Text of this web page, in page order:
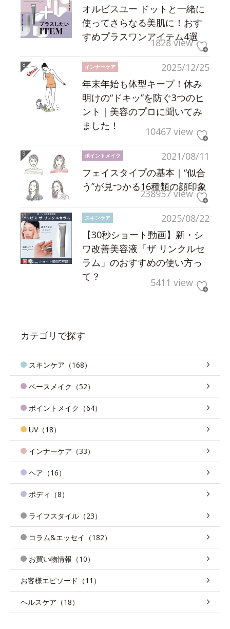
オルビスユー ドットと一緒に
使ってさらなる美肌に！おす
すめプラスワンアイテム4選
1828 view
2025/12/25
インナーケア
年末年始も体型キープ！休み
明けの“ドキッ”を防ぐ3つのヒ
ント｜美容のプロに聞いてみ
ました！
10467 view
2021/08/11
ポイントメイク
フェイスタイプの基本｜“似合
う”が見つかる16種類の顔印象
238957 view
2025/08/22
スキンケア
【30秒ショート動画】新・シ
ワ改善美容液「ザ リンクルセ
ラム」のおすすめの使い方っ
て？
5411 view
カテゴリで探す
スキンケア（168）
ベースメイク（52）
ポイントメイク（64）
UV（18）
インナーケア（33）
ヘア（16）
ボディ（8）
ライフスタイル（23）
コラム&エッセイ（182）
お買い物情報（10）
お客様エピソード（11）
ヘルスケア（18）